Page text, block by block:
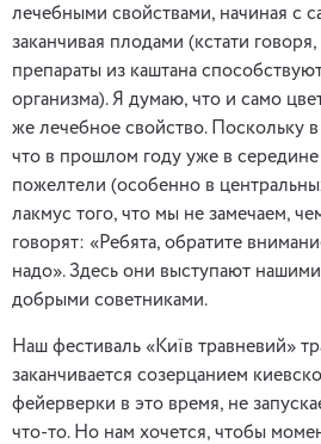
лечебными свойствами, начиная с
заканчивая плодами (кстати
препараты из каштана
организма). Я думаю, что и само
же лечебное свойство. Поскольку
что в прошлом году уже в середине
пожелтели (особенно в
лакмус того, что мы не замечаем,
говорят: «Ребята, обратите
надо». Здесь они выступают
добрыми советниками.
Наш фестиваль «Київ травневий»
заканчивается созерцанием
фейерверки в это время, не
что-то. Но нам хочется, чтобы